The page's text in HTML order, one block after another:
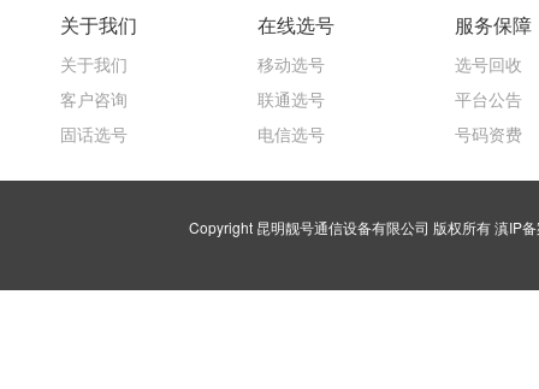
关于我们
关于我们
客户咨询
固话选号
在线选号
移动选号
联通选号
电信选号
服务保障
选号回收
平台公告
号码资费
Copyright 昆明靓号通信设备有限公司 版权所有滇IP